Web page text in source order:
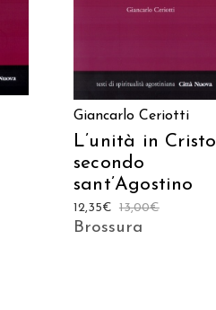
Giancarlo Ceriotti
L’unità in Cristo
secondo
sant’Agostino
13,00€
12,35€
Brossura